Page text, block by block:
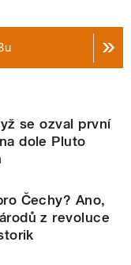
se ozval první
dole Pluto
Čechy? Ano,
z revoluce